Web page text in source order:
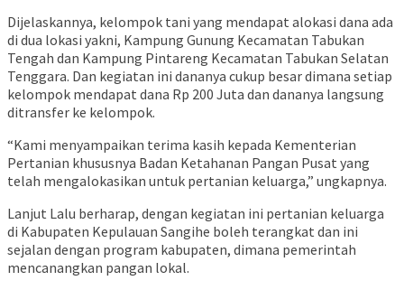
Dijelaskannya, kelompok tani yang mendapat alokasi dana ada
di dua lokasi yakni, Kampung Gunung Kecamatan Tabukan
Tengah dan Kampung Pintareng Kecamatan Tabukan Selatan
Tenggara. Dan kegiatan ini dananya cukup besar dimana setiap
kelompok mendapat dana Rp 200 Juta dan dananya langsung
ditransfer ke kelompok.
“Kami menyampaikan terima kasih kepada Kementerian
Pertanian khususnya Badan Ketahanan Pangan Pusat yang
telah mengalokasikan untuk pertanian keluarga,” ungkapnya.
Lanjut Lalu berharap, dengan kegiatan ini pertanian keluarga
di Kabupaten Kepulauan Sangihe boleh terangkat dan ini
sejalan dengan program kabupaten, dimana pemerintah
mencanangkan pangan lokal.